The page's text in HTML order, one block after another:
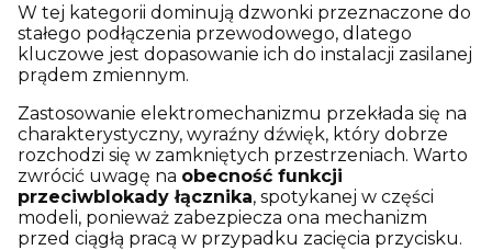
W tej kategorii dominują dzwonki przeznaczone do
stałego podłączenia przewodowego, dlatego
kluczowe jest dopasowanie ich do instalacji zasilanej
prądem zmiennym.
Zastosowanie elektromechanizmu przekłada się na
charakterystyczny, wyraźny dźwięk, który dobrze
rozchodzi się w zamkniętych przestrzeniach. Warto
zwrócić uwagę na obecność funkcji
przeciwblokady łącznika, spotykanej w części
modeli, ponieważ zabezpiecza ona mechanizm
przed ciągłą pracą w przypadku zacięcia przycisku.